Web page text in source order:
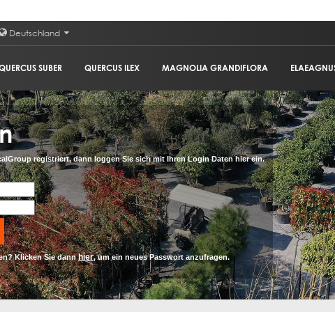
Deutschland
SUBER QUERCUS ILEX MAGNOLIA GRANDIFLORA
registriert, dann loggen Sie sich mit Ihren Login Daten hier ein.
Klicken Sie dannhier, um ein neues Passwort anzufragen.